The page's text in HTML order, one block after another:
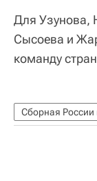
Для Узунова,
Сысоева и
команду
Сборная России